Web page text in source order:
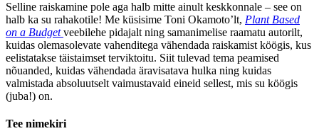
Selline raiskamine pole aga halb mitte ainult keskkonnale – see on
halb ka su rahakotile! Me küsisime Toni Okamoto’lt, Plant Based
on a Budgetveebilehe pidajalt ning samanimelise raamatu autorilt,
kuidas olemasolevate vahenditega vähendada raiskamist köögis, kus
eelistatakse täistaimset terviktoitu. Siit tulevad tema peamised
nõuanded, kuidas vähendada äravisatava hulka ning kuidas
valmistada absoluutselt vaimustavaid eineid sellest, mis su köögis
(juba!) on.
Tee nimekiri